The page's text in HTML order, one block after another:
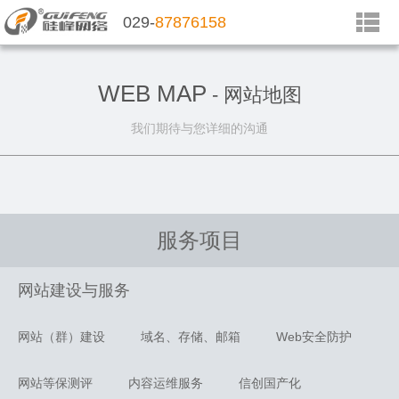
029-87876158
WEB MAP - 网站地图
我们期待与您详细的沟通
服务项目
网站建设与服务
网站（群）建设 域名、存储、邮箱 Web安全防护
网站等保测评 内容运维服务 信创国产化